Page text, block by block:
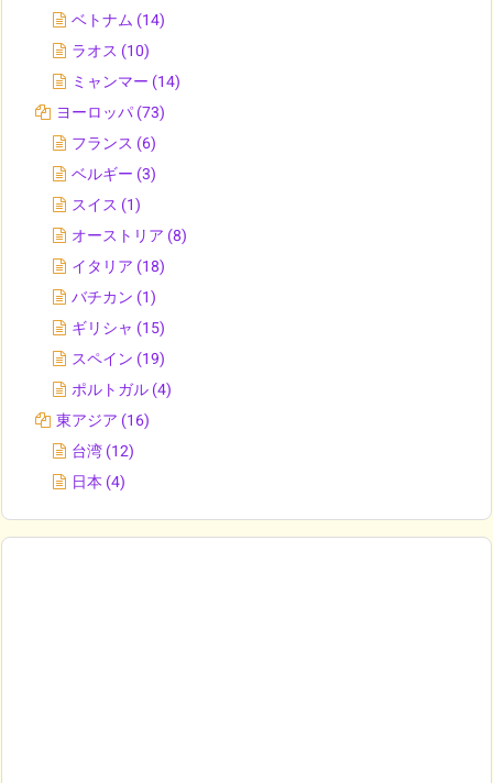
ベトナム (14)
ラオス (10)
ミャンマー (14)
ヨーロッパ (73)
フランス (6)
ベルギー (3)
スイス (1)
オーストリア (8)
イタリア (18)
バチカン (1)
ギリシャ (15)
スペイン (19)
ポルトガル (4)
東アジア (16)
台湾 (12)
日本 (4)